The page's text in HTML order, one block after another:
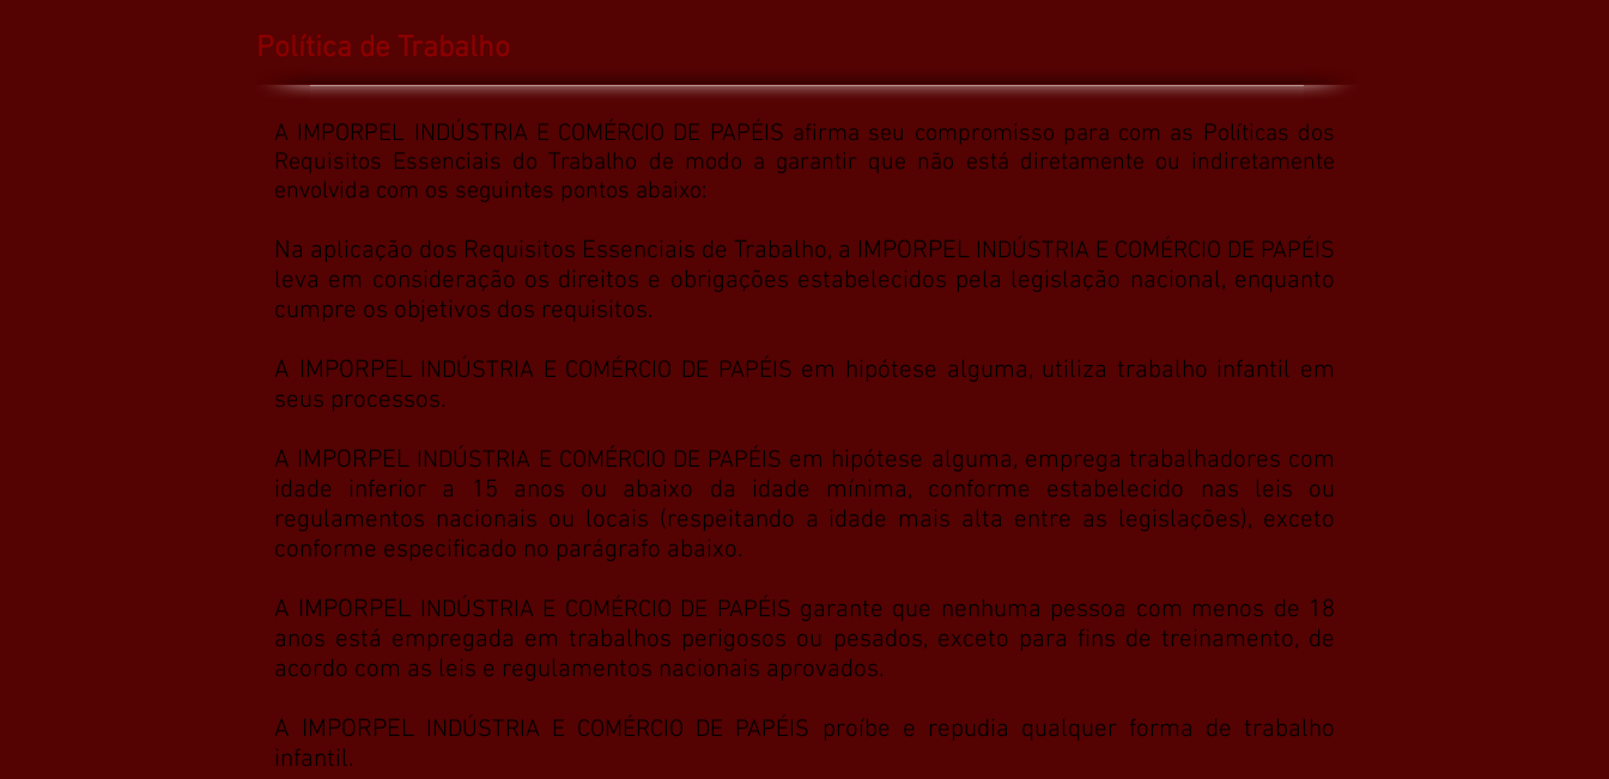
Política de Trabalho
A IMPORPEL INDÚSTRIA E COMÉRCIO DE PAPÉIS afirma seu compromisso para com as Políticas dos
Requisitos Essenciais do Trabalho de modo a garantir que não está diretamente ou indiretamente
envolvida com os seguintes pontos abaixo:
Na aplicação dos Requisitos Essenciais de Trabalho, a IMPORPEL INDÚSTRIA E COMÉRCIO DE PAPÉIS
leva em consideração os direitos e obrigações estabelecidos pela legislação nacional, enquanto
cumpre os objetivos dos requisitos.
A IMPORPEL INDÚSTRIA E COMÉRCIO DE PAPÉIS em hipótese alguma, utiliza trabalho infantil em
seus processos.
A IMPORPEL INDÚSTRIA E COMÉRCIO DE PAPÉIS em hipótese alguma, emprega trabalhadores com
idade inferior a 15 anos ou abaixo da idade mínima, conforme estabelecido nas leis ou
regulamentos nacionais ou locais (respeitando a idade mais alta entre as legislações), exceto
conforme especificado no parágrafo abaixo.
A IMPORPEL INDÚSTRIA E COMÉRCIO DE PAPÉIS garante que nenhuma pessoa com menos de 18
anos está empregada em trabalhos perigosos ou pesados, exceto para fins de treinamento, de
acordo com as leis e regulamentos nacionais aprovados.
A IMPORPEL INDÚSTRIA E COMÉRCIO DE PAPÉIS proíbe e repudia qualquer forma de trabalho
infantil.